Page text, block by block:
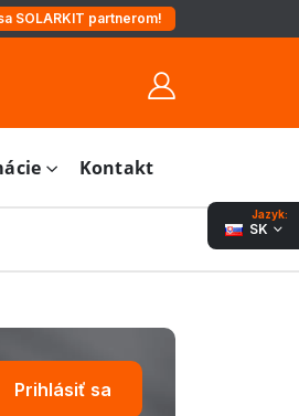
SOLARKIT partnerom!
Jazyk:
SK
Kontakt
Prihlásiť sa